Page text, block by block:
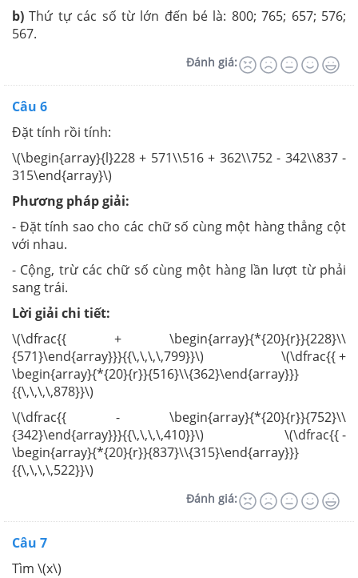
b) Thứ tự các số từ lớn đến bé là: 800; 765; 657; 576;
567.
Đánh giá:
Câu 6
Đặt tính rồi tính:
\(\begin{array}{l}228 + 571\\516 + 362\\752 - 342\\837 -
315\end{array}\)
Phương pháp giải:
- Đặt tính sao cho các chữ số cùng một hàng thẳng cột
với nhau.
- Cộng, trừ các chữ số cùng một hàng lần lượt từ phải
sang trái.
Lời giải chi tiết:
\(\dfrac{{ + \begin{array}{*{20}{r}}{228}\\
{571}\end{array}}}{{\,\,\,\,799}}\) \(\dfrac{{ +
\begin{array}{*{20}{r}}{516}\\{362}\end{array}}}
{{\,\,\,\,878}}\)
\(\dfrac{{ - \begin{array}{*{20}{r}}{752}\\
{342}\end{array}}}{{\,\,\,\,410}}\) \(\dfrac{{ -
\begin{array}{*{20}{r}}{837}\\{315}\end{array}}}
{{\,\,\,\,522}}\)
Đánh giá:
Câu 7
Tìm \(x\)